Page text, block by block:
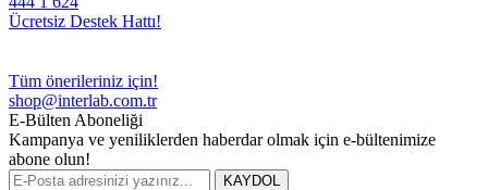
Ücretsiz Destek Hattı!
Tüm önerileriniz için!
shop@interlab.com.tr
E-Bülten Aboneliği
Kampanya ve yeniliklerden haberdar olmak için e-bültenimize
abone olun!
KAYDOL